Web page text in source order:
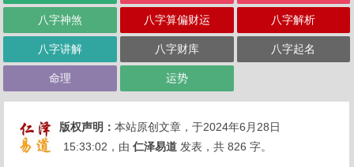
八字神煞 八字算偏财运 八字解析
八字讲解 八字财库 八字起名
命理 运势
版权声明：本站原创文章，于2024年6月28日
15:33:02 ，由仁泽易道 发表，共 826 字。